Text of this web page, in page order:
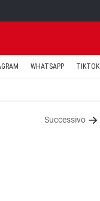
WHATSAPP TIKTOK
Successivo